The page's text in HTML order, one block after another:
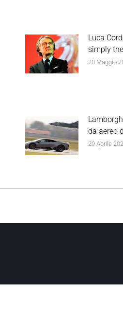
Luca
simply
20 Maggio
da aereo
29 Aprile